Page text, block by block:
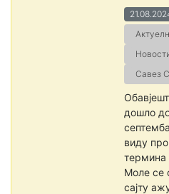
Савез
дошло
виду
термина
Моле се
сајту